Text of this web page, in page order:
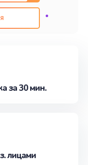
- предоставить
записаться на
за 30 мин.
лицами